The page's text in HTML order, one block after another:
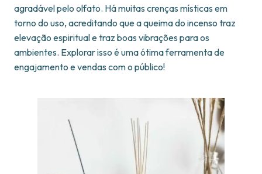
agradável pelo olfato. Há muitas crenças místicas em
torno do uso, acreditando que a queima do incenso traz
elevação espiritual e traz boas vibrações para os
ambientes. Explorar isso é uma ótima ferramenta de
engajamento e vendas com o público!